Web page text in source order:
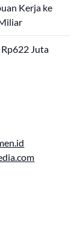
Kerja ke
Juta